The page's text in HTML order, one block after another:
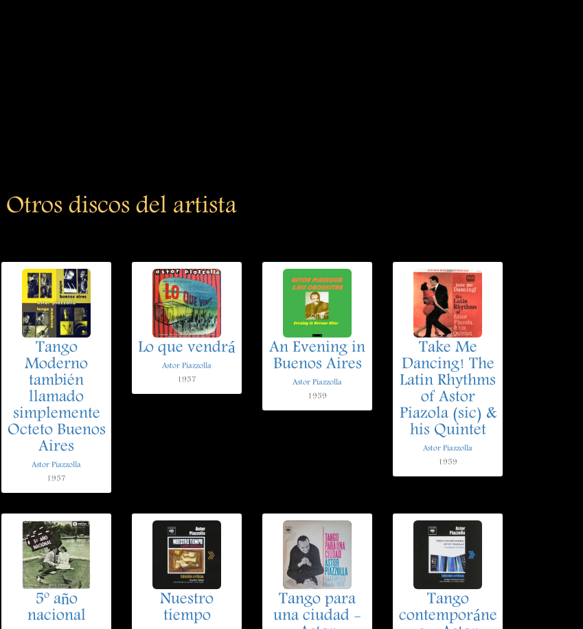
Otros discos del artista
Tango
Moderno
también
llamado
simplemente
Octeto Buenos
Aires
Astor Piazzolla
1957
Lo que vendrá
Astor Piazzolla
1957
An Evening in
Buenos Aires
Astor Piazzolla
1959
Take Me
Dancing! The
Latin Rhythms
of Astor
Piazola (sic) &
his Quintet
Astor Piazzolla
1959
5º año
nacional
Nuestro
tiempo
Tango para
una ciudad -
Tango
contemporáne